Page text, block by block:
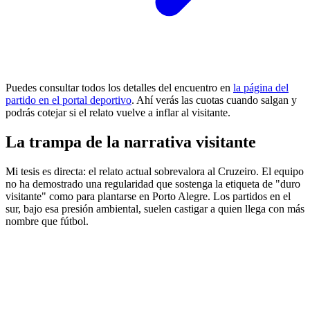
Puedes consultar todos los detalles del encuentro en la página del
partido en el portal deportivo. Ahí verás las cuotas cuando salgan y
podrás cotejar si el relato vuelve a inflar al visitante.
La trampa de la narrativa visitante
Mi tesis es directa: el relato actual sobrevalora al Cruzeiro. El equipo
no ha demostrado una regularidad que sostenga la etiqueta de "duro
visitante" como para plantarse en Porto Alegre. Los partidos en el
sur, bajo esa presión ambiental, suelen castigar a quien llega con más
nombre que fútbol.